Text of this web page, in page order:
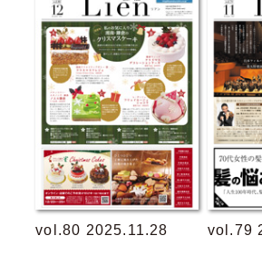
vol.80 2025.11.28 vol.79